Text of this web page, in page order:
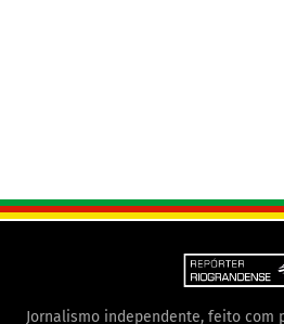
Jornalismo independente, feito com